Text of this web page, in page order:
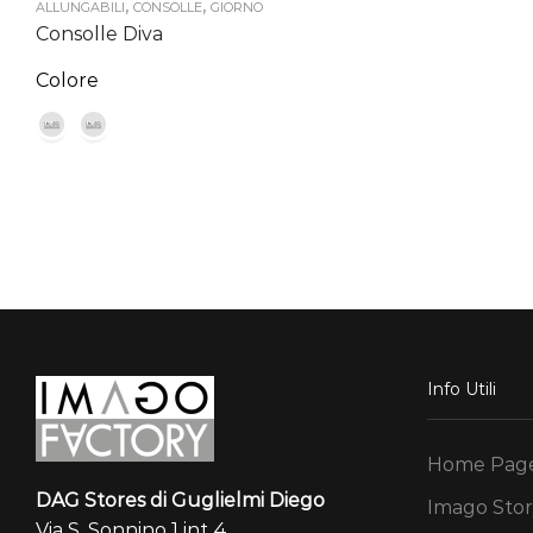
ALLUNGABILI, CONSOLLE, GIORNO
Consolle Diva
Colore
DAG Stores di Guglielmi Diego
Info Utili
Home
Imago